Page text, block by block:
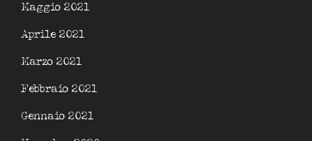
Maggio 2021
Aprile 2021
Marzo 2021
Febbraio 2021
Gennaio 2021